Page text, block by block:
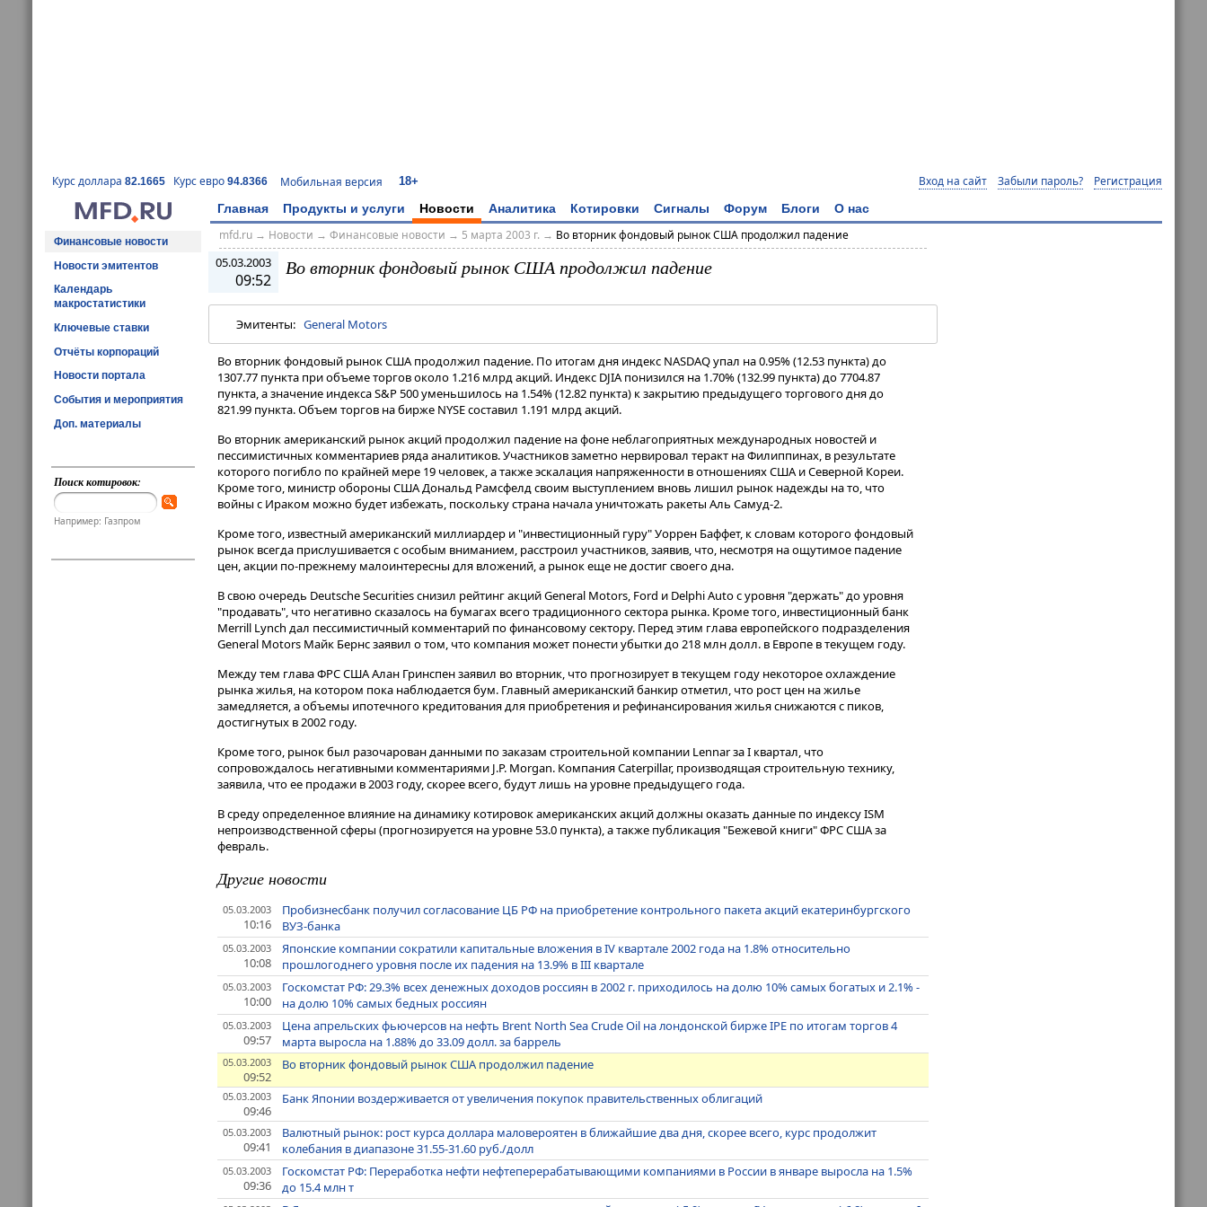
Курс доллара 82.1665 Курс евро 94.8366 Мобильная версия 18+ Вход на сайт Забыли пароль? Регистрация
Главная Продукты и услуги Новости Аналитика Котировки Сигналы Форум Блоги О нас
Финансовые новости
Новости эмитентов
Календарь
макростатистики
Ключевые ставки
Отчёты корпораций
Новости портала
События и мероприятия
Доп. материалы
Поиск котировок:
Например: Газпром
mfd.ru→ Новости → Финансовые новости → 5 марта 2003 г. → Во вторник фондовый рынок США продолжил падение
05.03.2003
09:52
Во вторник фондовый рынок США продолжил падение
Эмитенты: General Motors
Во вторник фондовый рынок США продолжил падение. По итогам дня индекс NASDAQ упал на 0.95% (12.53 пункта) до
1307.77 пункта при объеме торгов около 1.216 млрд акций. Индекс DJIA понизился на 1.70% (132.99 пункта) до 7704.87
пункта, а значение индекса S&P 500 уменьшилось на 1.54% (12.82 пункта) к закрытию предыдущего торгового дня до
821.99 пункта. Объем торгов на бирже NYSE составил 1.191 млрд акций.
Во вторник американский рынок акций продолжил падение на фоне неблагоприятных международных новостей и
пессимистичных комментариев ряда аналитиков. Участников заметно нервировал теракт на Филиппинах, в результате
которого погибло по крайней мере 19 человек, а также эскалация напряженности в отношениях США и Северной Кореи.
Кроме того, министр обороны США Дональд Рамсфелд своим выступлением вновь лишил рынок надежды на то, что
войны с Ираком можно будет избежать, поскольку страна начала уничтожать ракеты Аль Самуд-2.
Кроме того, известный американский миллиардер и "инвестиционный гуру" Уоррен Баффет, к словам которого фондовый
рынок всегда прислушивается с особым вниманием, расстроил участников, заявив, что, несмотря на ощутимое падение
цен, акции по-прежнему малоинтересны для вложений, а рынок еще не достиг своего дна.
В свою очередь Deutsche Securities снизил рейтинг акций General Motors, Ford и Delphi Auto с уровня "держать" до уровня
"продавать", что негативно сказалось на бумагах всего традиционного сектора рынка. Кроме того, инвестиционный банк
Merrill Lynch дал пессимистичный комментарий по финансовому сектору. Перед этим глава европейского подразделения
General Motors Майк Бернс заявил о том, что компания может понести убытки до 218 млн долл. в Европе в текущем году.
Между тем глава ФРС США Алан Гринспен заявил во вторник, что прогнозирует в текущем году некоторое охлаждение
рынка жилья, на котором пока наблюдается бум. Главный американский банкир отметил, что рост цен на жилье
замедляется, а объемы ипотечного кредитования для приобретения и рефинансирования жилья снижаются с пиков,
достигнутых в 2002 году.
Кроме того, рынок был разочарован данными по заказам строительной компании Lennar за I квартал, что
сопровождалось негативными комментариями J.P. Morgan. Компания Caterpillar, производящая строительную технику,
заявила, что ее продажи в 2003 году, скорее всего, будут лишь на уровне предыдущего года.
В среду определенное влияние на динамику котировок американских акций должны оказать данные по индексу ISM
непроизводственной сферы (прогнозируется на уровне 53.0 пункта), а также публикация "Бежевой книги" ФРС США за
февраль.
Другие новости
05.03.2003
10:16
Пробизнесбанк получил согласование ЦБ РФ на приобретение контрольного пакета акций екатеринбургского
ВУЗ-банка
05.03.2003
10:08
Японские компании сократили капитальные вложения в IV квартале 2002 года на 1.8% относительно
прошлогоднего уровня после их падения на 13.9% в III квартале
05.03.2003
10:00
Госкомстат РФ: 29.3% всех денежных доходов россиян в 2002 г. приходилось на долю 10% самых богатых и 2.1% -
на долю 10% самых бедных россиян
05.03.2003
09:57
Цена апрельских фьючерсов на нефть Brent North Sea Crude Oil на лондонской бирже IPE по итогам торгов 4
марта выросла на 1.88% до 33.09 долл. за баррель
05.03.2003
09:52
Во вторник фондовый рынок США продолжил падение
05.03.2003
09:46
Банк Японии воздерживается от увеличения покупок правительственных облигаций
05.03.2003
09:41
Валютный рынок: рост курса доллара маловероятен в ближайшие два дня, скорее всего, курс продолжит
колебания в диапазоне 31.55-31.60 руб./долл
05.03.2003
09:36
Госкомстат РФ: Переработка нефти нефтеперерабатывающими компаниями в России в январе выросла на 1.5%
до 15.4 млн т